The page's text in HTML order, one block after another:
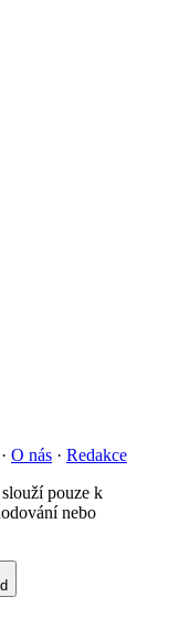
· O nás · Redakce
pouze k
nebo